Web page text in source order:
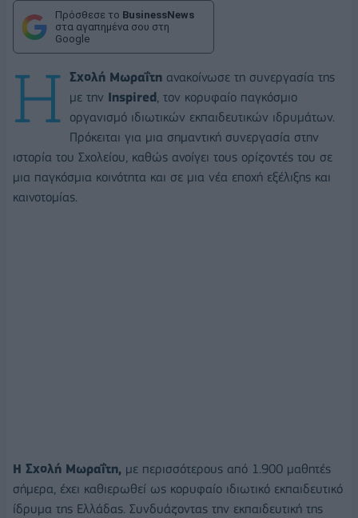
Πρόσθεσε το BusinessNews
στα αγαπημένα σου στη
Google
Η Σχολή Μωραΐτη ανακοίνωσε τη συνεργασία της
με την Inspired, τον κορυφαίο παγκόσμιο
οργανισμό ιδιωτικών εκπαιδευτικών ιδρυμάτων.
Πρόκειται για μια σημαντική συνεργασία στην
ιστορία του Σχολείου, καθώς ανοίγει τους ορίζοντές του σε
μια παγκόσμια κοινότητα και σε μια νέα εποχή εξέλιξης και
καινοτομίας.
Η Σχολή Μωραΐτη, με περισσότερους από 1.900 μαθητές
σήμερα, έχει καθιερωθεί ως κορυφαίο ιδιωτικό εκπαιδευτικό
ίδρυμα της Ελλάδας. Συνδυάζοντας την εκπαιδευτική της